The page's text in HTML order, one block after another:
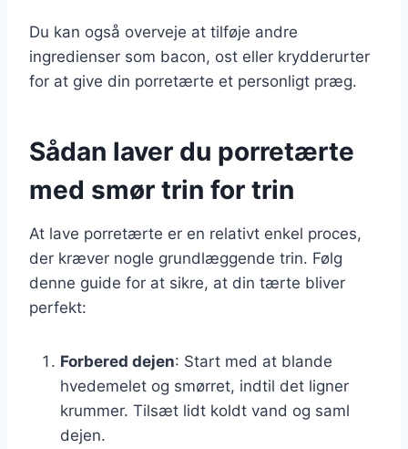
Du kan også overveje at tilføje andre
ingredienser som bacon, ost eller krydderurter
for at give din porretærte et personligt præg.
Sådan laver du porretærte
med smør trin for trin
At lave porretærte er en relativt enkel proces,
der kræver nogle grundlæggende trin. Følg
denne guide for at sikre, at din tærte bliver
perfekt:
Forbered dejen: Start med at blande
hvedemelet og smørret, indtil det ligner
krummer. Tilsæt lidt koldt vand og saml
dejen.